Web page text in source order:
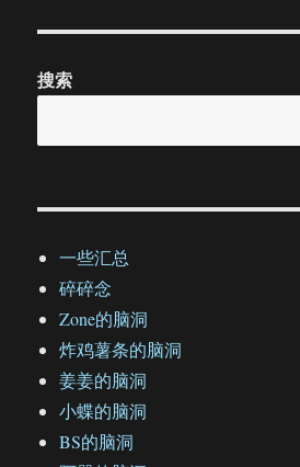
搜索
一些汇总
碎碎念
Zone的脑洞
炸鸡薯条的脑洞
姜姜的脑洞
小蝶的脑洞
BS的脑洞